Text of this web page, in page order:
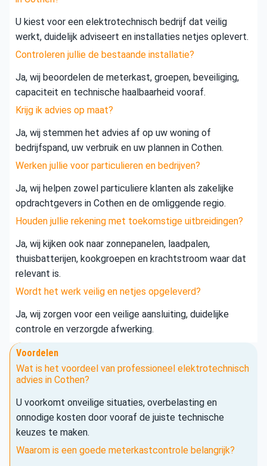
U kiest voor een elektrotechnisch bedrijf dat veilig
werkt, duidelijk adviseert en installaties netjes oplevert.
Controleren jullie de bestaande installatie?
Ja, wij beoordelen de meterkast, groepen, beveiliging,
capaciteit en technische haalbaarheid vooraf.
Krijg ik advies op maat?
Ja, wij stemmen het advies af op uw woning of
bedrijfspand, uw verbruik en uw plannen in Cothen.
Werken jullie voor particulieren en bedrijven?
Ja, wij helpen zowel particuliere klanten als zakelijke
opdrachtgevers in Cothen en de omliggende regio.
Houden jullie rekening met toekomstige uitbreidingen?
Ja, wij kijken ook naar zonnepanelen, laadpalen,
thuisbatterijen, kookgroepen en krachtstroom waar dat
relevant is.
Wordt het werk veilig en netjes opgeleverd?
Ja, wij zorgen voor een veilige aansluiting, duidelijke
controle en verzorgde afwerking.
Voordelen
Wat is het voordeel van professioneel elektrotechnisch
advies in Cothen?
U voorkomt onveilige situaties, overbelasting en
onnodige kosten door vooraf de juiste technische
keuzes te maken.
Waarom is een goede meterkastcontrole belangrijk?